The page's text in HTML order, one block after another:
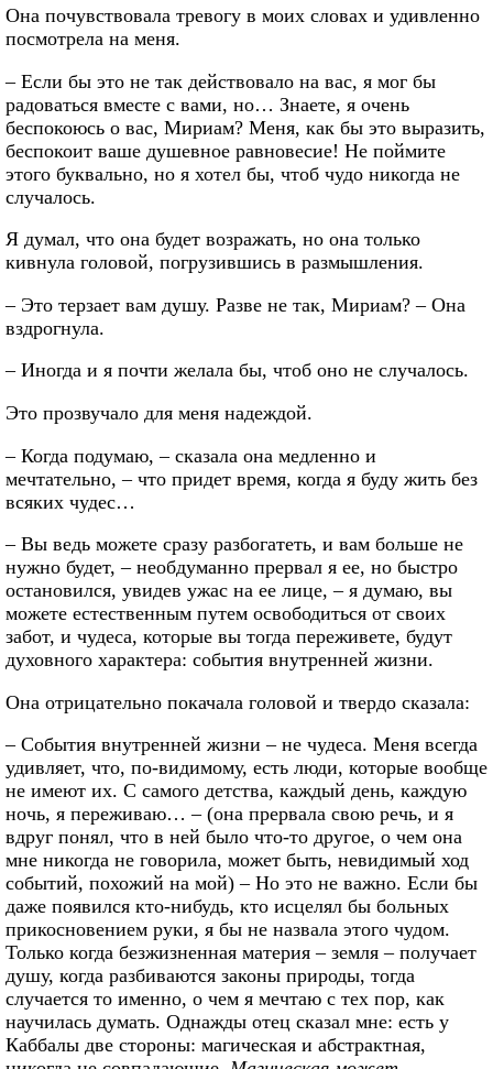
Она почувствовала тревогу в моих словах и удивленно
посмотрела на меня.
– Если бы это не так действовало на вас, я мог бы
радоваться вместе с вами, но… Знаете, я очень
беспокоюсь о вас, Мириам? Меня, как бы это выразить,
беспокоит ваше душевное равновесие! Не поймите
этого буквально, но я хотел бы, чтоб чудо никогда не
случалось.
Я думал, что она будет возражать, но она только
кивнула головой, погрузившись в размышления.
– Это терзает вам душу. Разве не так, Мириам? – Она
вздрогнула.
– Иногда и я почти желала бы, чтоб оно не случалось.
Это прозвучало для меня надеждой.
– Когда подумаю, – сказала она медленно и
мечтательно, – что придет время, когда я буду жить без
всяких чудес…
– Вы ведь можете сразу разбогатеть, и вам больше не
нужно будет, – необдуманно прервал я ее, но быстро
остановился, увидев ужас на ее лице, – я думаю, вы
можете естественным путем освободиться от своих
забот, и чудеса, которые вы тогда переживете, будут
духовного характера: события внутренней жизни.
Она отрицательно покачала головой и твердо сказала:
– События внутренней жизни – не чудеса. Меня всегда
удивляет, что, по-видимому, есть люди, которые вообще
не имеют их. С самого детства, каждый день, каждую
ночь, я переживаю… – (она прервала свою речь, и я
вдруг понял, что в ней было что-то другое, о чем она
мне никогда не говорила, может быть, невидимый ход
событий, похожий на мой) – Но это не важно. Если бы
даже появился кто-нибудь, кто исцелял бы больных
прикосновением руки, я бы не назвала этого чудом.
Только когда безжизненная материя – земля – получает
душу, когда разбиваются законы природы, тогда
случается то именно, о чем я мечтаю с тех пор, как
научилась думать. Однажды отец сказал мне: есть у
Каббалы две стороны: магическая и абстрактная,